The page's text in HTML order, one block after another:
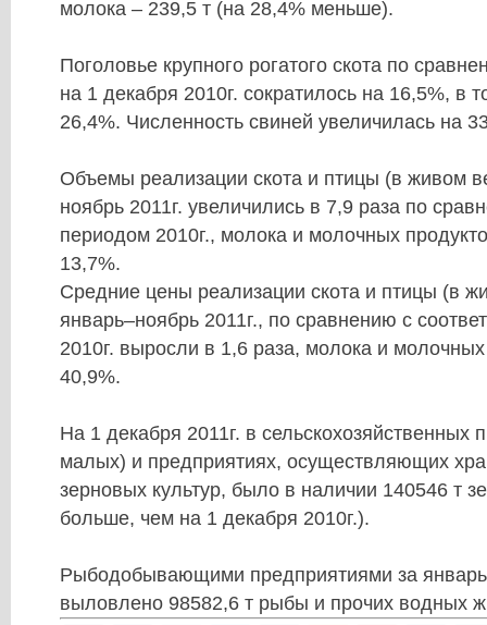
молока – 239,5 т (на 28,4% меньше).
Поголовье крупного рогатого скота по
на 1 декабря 2010г. сократилось на 16,5%, в
26,4%. Численность свиней увеличилась на
Объемы реализации скота и птицы (в живом
ноябрь 2011г. увеличились в 7,9 раза по
периодом 2010г., молока и молочных
13,7%.
Средние цены реализации скота и птицы (в
январь–ноябрь 2011г., по сравнению с
2010г. выросли в 1,6 раза, молока и
40,9%.
На 1 декабря 2011г. в сельскохозяйственных
малых) и предприятиях, осуществляющих
зерновых культур, было в наличии 140546 т
больше, чем на 1 декабря 2010г.).
Рыбодобывающими предприятиями за
выловлено 98582,6 т рыбы и прочих водных